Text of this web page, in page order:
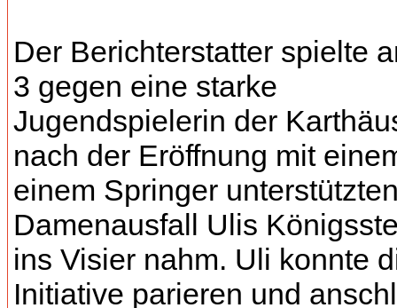
Der Berichterstatter spielte
3 gegen eine starke
Jugendspielerin der
nach der Eröffnung mit
einem Springer
Damenausfall Ulis
ins Visier nahm. Uli konnte
Initiative parieren und